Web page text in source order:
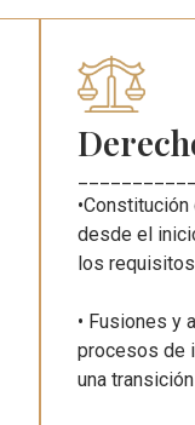
desde el
los
• Fusiones y
procesos de
una